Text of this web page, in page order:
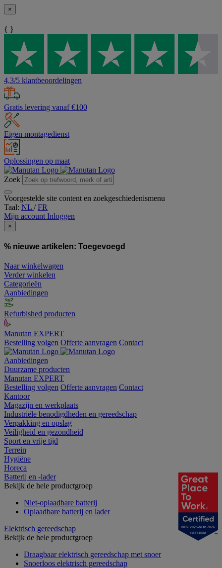
×
{ }
4,3/5 klantbeoordelingen
Gratis levering vanaf €100
Eigen montagedienst
Oplossingen op maat
Zoek
Voorgestelde site content en zoekgeschiedenismenu
Taal: NL /FR
Mijn account Inloggen
×
% nieuwe artikelen: Toegevoegd
Naar winkelwagen
Verder winkelen
Categorieën
Aanbiedingen
Refurbished producten
Manutan EXPERT
Bestelling volgen Offerte aanvragen Contact
Aanbiedingen
Duurzame producten
Manutan EXPERT
Bestelling volgen Offerte aanvragen Contact
Kantoor
Magazijn en werkplaats
Industriële benodigdheden en gereedschap
Verpakking en opslag
Veiligheid en gezondheid
Sport en vrije tijd
Terrein
Hygiëne
Horeca
Batterij en -lader
Bekijk de hele productgroep
Niet-oplaadbare batterij
Oplaadbare batterij en lader
Elektrisch gereedschap
Bekijk de hele productgroep
Draagbaar elektrisch gereedschap met snoer
Snoerloos elektrisch gereedschap
NOV 2025-NOV 2026
BELGIUM